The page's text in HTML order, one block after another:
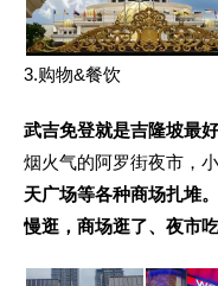
3.购物&餐饮
武吉免登就是吉隆坡最好
烟火气的阿罗街夜市，
天广场等各种商场扎堆
慢逛， 商场逛了、夜市